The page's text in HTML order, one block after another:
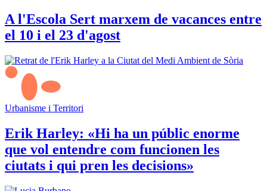
A l'Escola Sert marxem de vacances entre
el 10 i el 23 d'agost
Urbanisme i Territori
Erik Harley: «Hi ha un públic enorme
que vol entendre com funcionen les
ciutats i qui pren les decisions»